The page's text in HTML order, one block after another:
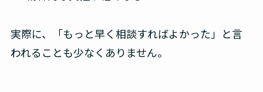
実際に、「もっと早く相談すればよかった」と言
われることも少なくありません。